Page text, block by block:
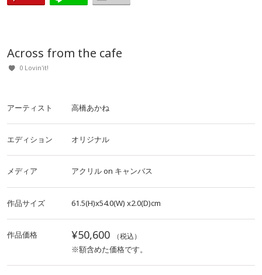
Across from the cafe
0 Lovin'it!
アーティスト 高橋あかね
エディション オリジナル
メディア アクリルon キャンバス
作品サイズ 61.5(H)x54.0(W) x2.0(D)cm
作品価格 ¥50,600 （税込）
※額含めた価格です。